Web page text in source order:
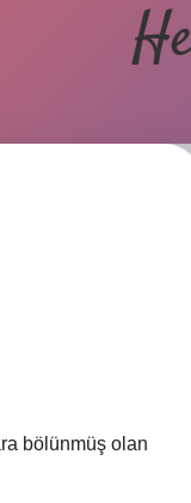
bölünmüş olan